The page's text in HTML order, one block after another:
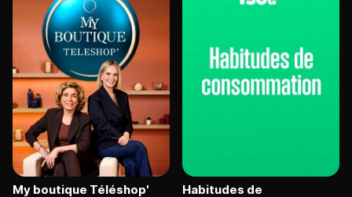
My boutique Téléshop'
Habitudes de